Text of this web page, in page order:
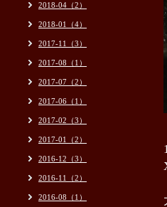
2018-04（2）
2018-01（4）
2017-11（3）
2017-08（1）
2017-07（2）
2017-06（1）
2017-02（3）
2017-01（2）
2016-12（3）
2016-11（2）
2016-08（1）